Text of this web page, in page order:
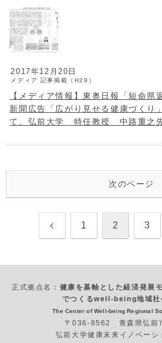
2017年12月20日
メディア 記事掲載（H29）
【メディア情報】東奥日報「短命県
新聞広告「広がり見せる健康づくり
て、弘前大学 特任教授 中路重之先
次のページ
前 1 2 3
正式拠点名： 健康を基軸とした経済発展
でつくるwell-being地域社
The Center of Well-being Regional
〒036-8562 青森県弘前
弘前大学健康未来イノベーシ